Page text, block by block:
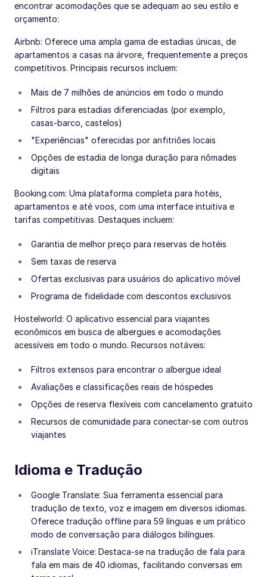
encontrar acomodações que se adequam ao seu estilo e
orçamento:
Airbnb: Oferece uma ampla gama de estadias únicas, de
apartamentos a casas na árvore, frequentemente a preços
competitivos. Principais recursos incluem:
Mais de 7 milhões de anúncios em todo o mundo
Filtros para estadias diferenciadas (por exemplo,
casas-barco, castelos)
"Experiências" oferecidas por anfitriões locais
Opções de estadia de longa duração para nômades
digitais
Booking.com: Uma plataforma completa para hotéis,
apartamentos e até voos, com uma interface intuitiva e
tarifas competitivas. Destaques incluem:
Garantia de melhor preço para reservas de hotéis
Sem taxas de reserva
Ofertas exclusivas para usuários do aplicativo móvel
Programa de fidelidade com descontos exclusivos
Hostelworld: O aplicativo essencial para viajantes
econômicos em busca de albergues e acomodações
acessíveis em todo o mundo. Recursos notáveis:
Filtros extensos para encontrar o albergue ideal
Avaliações e classificações reais de hóspedes
Opções de reserva flexíveis com cancelamento gratuito
Recursos de comunidade para conectar-se com outros
viajantes
Idioma e Tradução
Google Translate: Sua ferramenta essencial para
tradução de texto, voz e imagem em diversos idiomas.
Oferece tradução offline para 59 línguas e um prático
modo de conversação para diálogos bilíngues.
iTranslate Voice: Destaca-se na tradução de fala para
fala em mais de 40 idiomas, facilitando conversas em